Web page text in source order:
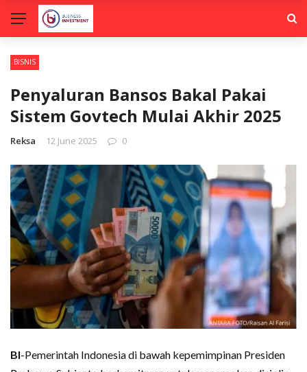
BISNIS
Penyaluran Bansos Bakal Pakai
Sistem Govtech Mulai Akhir 2025
Reksa 12 June 2025 0
BI-Pemerintah Indonesia di bawah kepemimpinan Presiden